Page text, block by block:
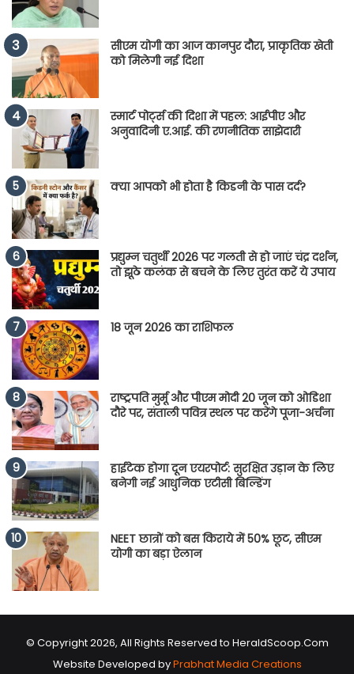
सीएम योगी का आज कानपुर दौरा, प्राकृतिक खेती
को मिलेगी नई दिशा
स्मार्ट पोर्ट्स की दिशा में पहल: आईपीए और
अनुवादिनी ए.आई. की रणनीतिक साझेदारी
क्या आपको भी होता है किडनी के पास दर्द?
प्रद्युम्न चतुर्थी 2026 पर गलती से हो जाएं चंद्र दर्शन,
तो झूठे कलंक से बचने के लिए तुरंत करें ये उपाय
18 जून 2026 का राशिफल
राष्ट्रपति मुर्मू और पीएम मोदी 20 जून को ओडिशा
दौरे पर, संताली पवित्र स्थल पर करेंगे पूजा-अर्चना
हाईटेक होगा दून एयरपोर्ट: सुरक्षित उड़ान के लिए
बनेगी नई आधुनिक एटीसी बिल्डिंग
NEET छात्रों को बस किराये में 50% छूट, सीएम
योगी का बड़ा ऐलान
© Copyright 2026, All Rights Reserved to HeraldScoop.Com
Website Developed byPrabhat Media Creations